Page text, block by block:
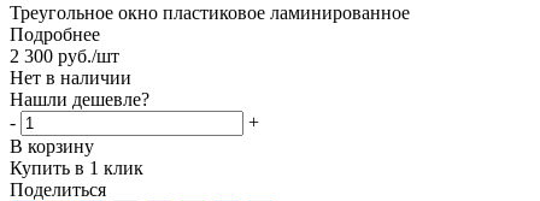
Треугольное окно пластиковое ламинированное
Подробнее
2 300 руб./шт
Нет в наличии
Нашли дешевле?
-
+
В корзину
Купить в 1 клик
Поделиться